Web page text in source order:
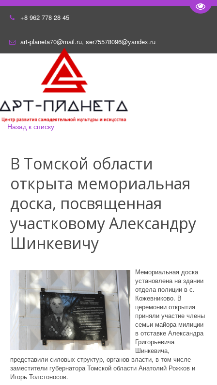
+8 962 778 28 45
art-planeta70@mail.ru, ser75578096@yandex.ru
Назад к списку
В Томской области
открыта мемориальная
доска, посвященная
участковому Александру
Шинкевичу
Мемориальная доска
установлена на здании
отдела полиции в с.
Кожевниково. В
церемонии открытия
приняли участие члены
семьи майора милиции
в отставке Александра
Григорьевича
Шинкевича,
представили силовых структур, органов власти, в том числе
заместители губернатора Томской области Анатолий Рожков и
Игорь Толстоносов.